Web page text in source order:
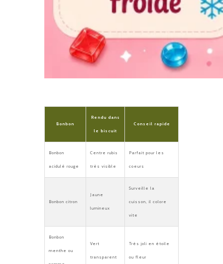
Bonbon
Rendu dans
le biscuit
Conseil rapide
Bonbon
acidulé rouge
Centre rubis
très visible
Parfait pour les
coeurs
Bonbon citron
Jaune
lumineux
Surveille la
cuisson, il colore
vite
Bonbon
menthe ou
Vert
transparent
Très joli en étoile
ou fleur